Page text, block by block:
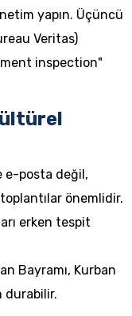
yapın. Üçüncü
Veritas)
inspection"
e-posta değil,
önemlidir.
erken tespit
Bayramı, Kurban
durabilir.